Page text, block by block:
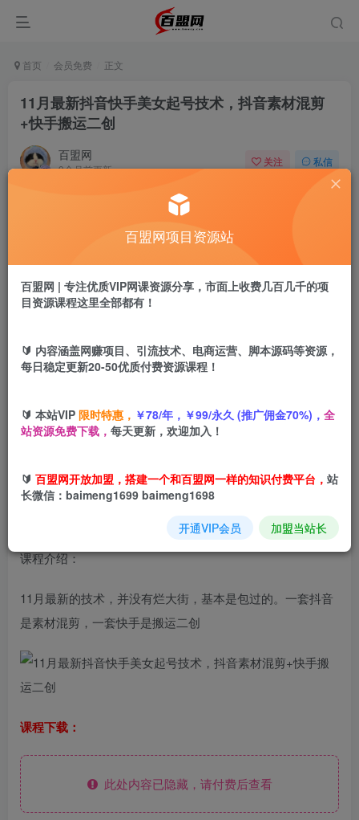
首页 会员免费 正文
11月最新抖音快手美女起号技术，抖音素材混剪
+快手搬运二创
百盟网
9个月前更新
关注 私信
盟币9.9
立即购买
11月最新抖音快手美女起号技术，抖音素材混剪+快手搬运
课程介绍：
11月最新的技术，并没有烂大街，基本是包过的。一套抖音
是素材混剪，一套快手是搬运二创
课程下载：
此处内容已隐藏，请付费后查看
百盟网项目资源站
百盟网 | 专注优质VIP网课资源分享，市面上收费几百几千的项
目资源课程这里全部都有！
🔰 内容涵盖网赚项目、引流技术、电商运营、脚本源码等资源，
每日稳定更新20-50优质付费资源课程！
🔰 本站VIP 限时特惠， ￥78/年，￥99/永久 (推广佣金70%)， 全
站资源免费下载， 每天更新，欢迎加入！
🔰 百盟网开放加盟，搭建一个和百盟网一样的知识付费平台， 站
长微信：baimeng1699 baimeng1698
开通VIP会员 加盟当站长